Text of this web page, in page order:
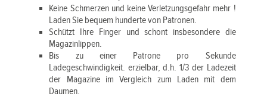
Keine Schmerzen und keine Verletzungsgefahr mehr !
Laden Sie bequem hunderte von Patronen.
Schützt Ihre Finger und schont insbesondere die
Magazinlippen.
Bis zu einer Patrone pro Sekunde
Ladegeschwindigkeit. erzielbar, d.h. 1/3 der Ladezeit
der Magazine im Vergleich zum Laden mit dem
Daumen.